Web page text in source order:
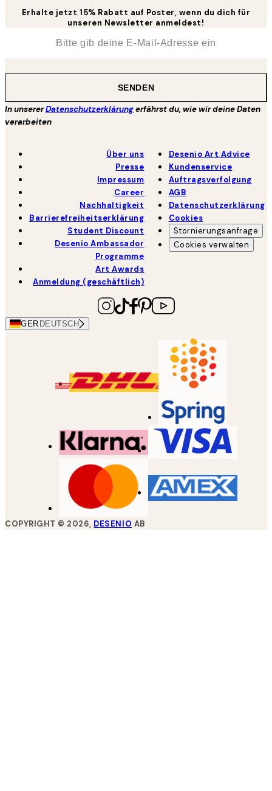
Erhalte jetzt 15% Rabatt auf Poster, wenn du dich für
unseren Newsletter anmeldest!
SENDEN
In unsererDatenschutzerklärungerfährst du, wie wir deine Daten
verarbeiten
Über uns
Presse
Impressum
Career
Nachhaltigkeit
Barrierefreiheitserklärung
Student Discount
Desenio Ambassador
Programme
Art Awards
Anmeldung (geschäftlich)
Desenio Art Advice
Kundenservice
Auftragsverfolgung
AGB
Datenschutzerklärung
Cookies
Stornierungsanfrage
Cookies verwalten
GER DEUTSCH
COPYRIGHT © 2026, DESENIO AB